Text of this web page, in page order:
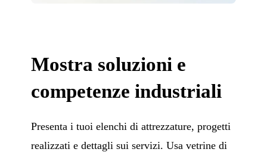
Mostra soluzioni e
competenze industriali
Presenta i tuoi elenchi di attrezzature, progetti
realizzati e dettagli sui servizi. Usa vetrine di